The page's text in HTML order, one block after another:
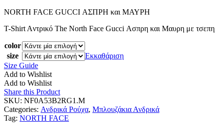
NORTH FACE GUCCI ΑΣΠΡΗ και ΜΑΥΡΗ
T-Shirt Aντρικό The North Face Gucci Ασπρη και Μαυρη με τσεπη
color
size
Εκκαθάριση
Size Guide
Add to Wishlist
Add to Wishlist
Share this Product
SKU: NF0A53B2RG1.M
Categories: Ανδρικά Ρούχα, Μπλουζάκια Ανδρικά
Tag: NORTH FACE